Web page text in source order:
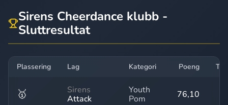
Sirens Cheerdance klubb -
Sluttresultat
Plassering Lag Kategori Poeng
🥇
Sirens
Attack
Youth
Pom
76,10